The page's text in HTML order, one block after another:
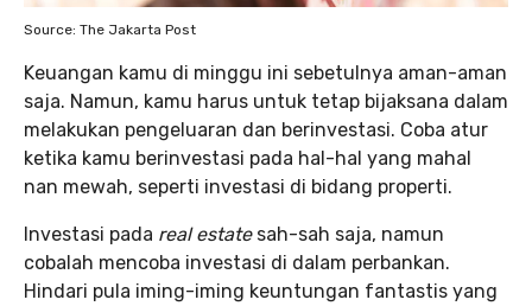
Source: The Jakarta Post
Keuangan kamu di minggu ini sebetulnya aman-aman
saja. Namun, kamu harus untuk tetap bijaksana dalam
melakukan pengeluaran dan berinvestasi. Coba atur
ketika kamu berinvestasi pada hal-hal yang mahal
nan mewah, seperti investasi di bidang properti.
Investasi pada real estatesah-sah saja, namun
cobalah mencoba investasi di dalam perbankan.
Hindari pula iming-iming keuntungan fantastis yang